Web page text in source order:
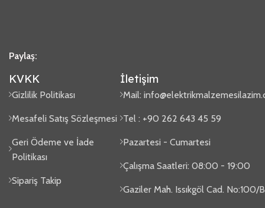
Paylaş:
KVKK
Gizlilik Politikası
Mesafeli Satış Sözleşmesi
Geri Ödeme ve İade
Politikası
Sipariş Takip
İletişim
Mail:
Tel : +90 262 643 45 59
Pazartesi - Cumartesi
Çalışma Saatleri: 08:00 - 19:00
Gaziler Mah. Issıkgöl Cad. No:100/